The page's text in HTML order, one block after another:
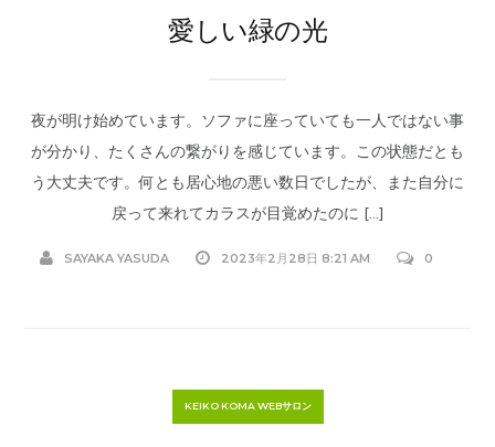
愛しい緑の光
夜が明け始めています。ソファに座っていても一人ではない事
が分かり、たくさんの繋がりを感じています。この状態だとも
う大丈夫です。何とも居心地の悪い数日でしたが、また自分に
戻って来れてカラスが目覚めたのに […]
SAYAKA YASUDA 2023年2月28日 8:21 AM 0
KEIKO KOMA WEBサロン